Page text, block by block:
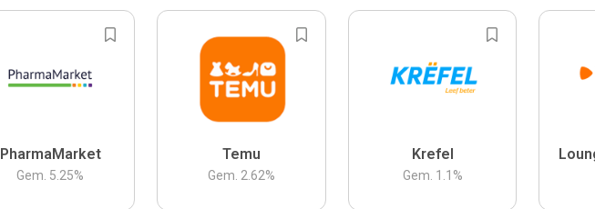
PharmaMarket
Gem. 5.25%
Temu
Gem. 2.62%
Krefel
Gem. 1.1 %